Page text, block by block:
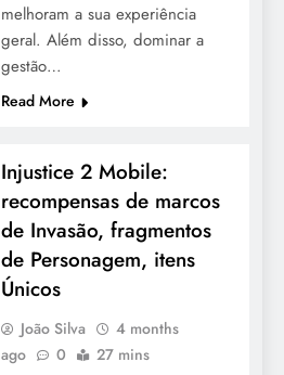
melhoram a sua experiência
geral. Além disso, dominar a
gestão…
Read More
Injustice 2 Mobile:
recompensas de marcos
de Invasão, fragmentos
de Personagem, itens
Únicos
João Silva
4 months
ago
0 27 mins